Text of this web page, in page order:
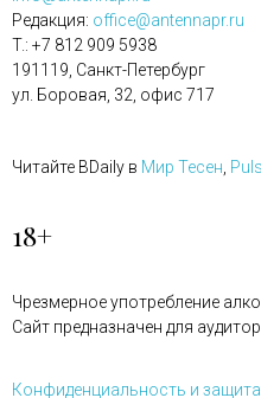
Редакция: office@antennapr.ru
T.: +7 812 909 5938
191119, Санкт-Петербург
ул. Боровая, 32, офис 717
Читайте BDaily в Мир Тесен
18+
Чрезмерное употребление
Сайт предназначен для
Конфиденциальность и